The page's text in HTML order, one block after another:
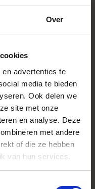
Over
advertenties te
media te bieden
Ook delen we
site met onze
en analyse. Deze
met andere
of die ze hebben
van hun services.
calculated by L-Mount.
The L-Mount Trademark is a
Trademark of Leica
AG. About Product Name:
name includes "DG" when
in performance on